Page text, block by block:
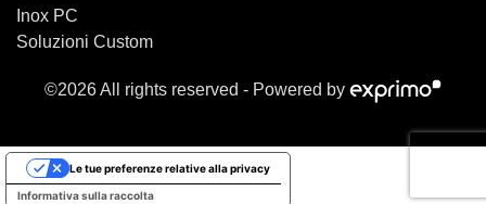
Inox PC
Soluzioni Custom
©2026 All rights reserved - Powered by
Informativa sulla raccolta
Le tue preferenze relative alla privacy